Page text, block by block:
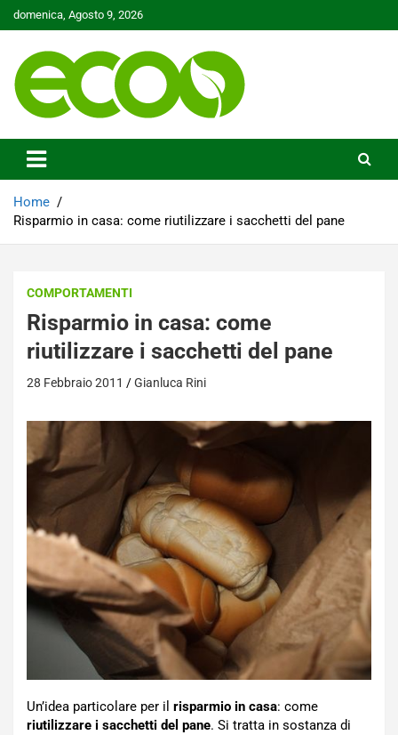
Skip
to
domenica, Agosto 9, 2026
Ecoo.it
Home
Risparmio in casa: come riutilizzare i sacchetti del pane
COMPORTAMENTI
Risparmio in casa: come
riutilizzare i sacchetti del pane
28 Febbraio 2011 Gianluca Rini
Un’idea particolare per il risparmio in casa: come
riutilizzare i sacchetti del pane. Si tratta in sostanza di